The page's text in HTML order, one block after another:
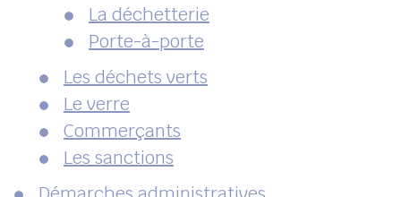
La déchetterie
Porte-à-porte
Les déchets verts
Le verre
Commerçants
Les sanctions